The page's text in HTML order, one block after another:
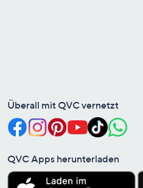
Überall mit QVC vernetzt
QVC Apps herunterladen